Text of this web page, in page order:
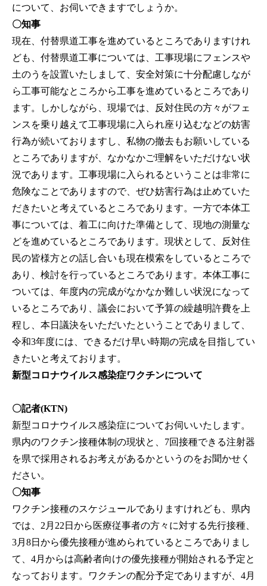
について、お伺いできますでしょうか。
〇知事
現在、付替県道工事を進めているところでありますけれ
ども、付替県道工事については、工事現場にフェンスや
土のうを設置いたしまして、安全対策に十分配慮しなが
ら工事可能なところから工事を進めているところであり
ます。しかしながら、現場では、反対住民の方々がフェ
ンスを乗り越えて工事現場に入られ座り込むなどの妨害
行為が続いておりますし、私物の撤去もお願いしている
ところでありますが、なかなかご理解をいただけない状
況であります。工事現場に入られるということは非常に
危険なことでありますので、ぜひ妨害行為は止めていた
だきたいと考えているところであります。一方で本体工
事については、着工に向けた準備として、現地の測量な
どを進めているところであります。現状として、反対住
民の皆様方との話し合いも現在模索をしているところで
あり、検討を行っているところであります。本体工事に
ついては、年度内の完成がなかなか難しい状況になって
いるところであり、議会において予算の繰越明許費を上
程し、本日議決をいただいたということでありまして、
令和3年度には、できるだけ早い時期の完成を目指してい
きたいと考えております。
新型コロナウイルス感染症ワクチンについて
〇記者(KTN)
新型コロナウイルス感染症についてお伺いいたします。
県内のワクチン接種体制の現状と、7回接種できる注射器
を県で採用されるお考えがあるかというのをお聞かせく
ださい。
〇知事
ワクチン接種のスケジュールでありますけれども、県内
では、2月22日から医療従事者の方々に対する先行接種、
3月8日から優先接種が進められているところでありまし
て、4月からは高齢者向けの優先接種が開始される予定と
なっております。ワクチンの配分予定でありますが、4月